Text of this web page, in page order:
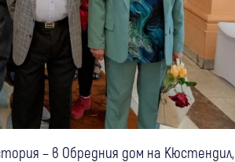
– в Обредния дом на Кюстендил,